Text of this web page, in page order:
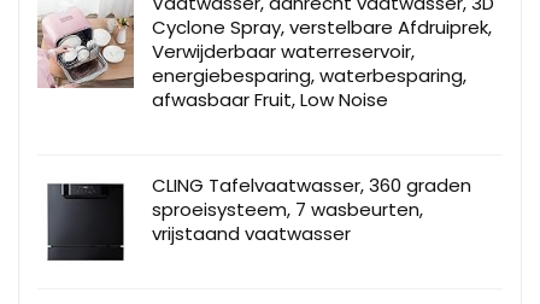
Cyclone Spray, verstelbare Afdruiprek,
Verwijderbaar waterreservoir,
energiebesparing, waterbesparing,
afwasbaar Fruit, Low Noise
CLING Tafelvaatwasser, 360 graden
sproeisysteem, 7 wasbeurten,
vrijstaand vaatwasser